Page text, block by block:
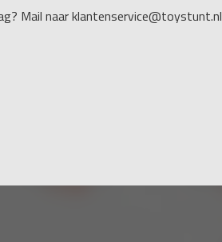
Mail naar klantenservice@toystunt.nl